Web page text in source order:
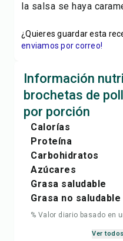
la salsa se haya
¿Quieres guardar esta
enviamos por correo!
Información
brochetas de
por porción
Calorías
Proteína
Carbohidratos
Azúcares
Grasa saludable
Grasa no saludable
% Valor diario basado en
Ver